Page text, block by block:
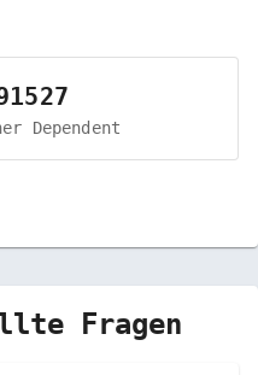
Dependent
Fragen